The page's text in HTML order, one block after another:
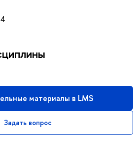
материалы в LMS
Задать вопрос